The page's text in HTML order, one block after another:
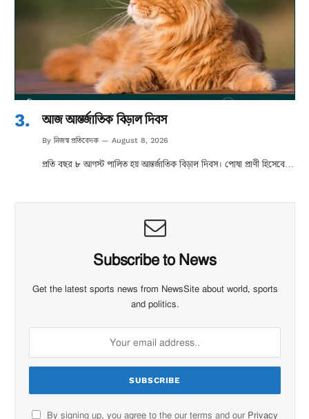
আজ আন্তর্জাতিক বিড়াল দিবস
By নিজস্ব প্রতিবেদক August 8, 2026
প্রতি বছর ৮ আগস্ট পালিত হয় আন্তর্জাতিক বিড়াল দিবস। পোষা প্রাণী হিসেবে…
Subscribe to News
Get the latest sports news from NewsSite about world, sports
and politics.
By signing up, you agree to the our terms and our Privacy